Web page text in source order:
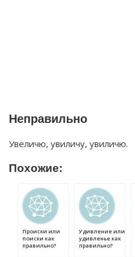
Неправильно
Увеличю, увиличу, увиличю.
Похожие:
Происки или
поиски как
правильно?
Удивление или
удивленье как
правильно?